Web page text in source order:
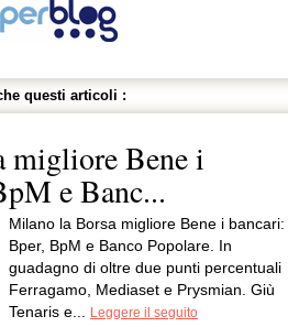
questi articoli :
migliore Bene i
e Banc...
Milano la Borsa migliore Bene i bancari:
Bper, BpM e Banco Popolare. In
guadagno di oltre due punti percentuali
Ferragamo, Mediaset e Prysmian. Giù
Tenaris e...
Leggere il seguito